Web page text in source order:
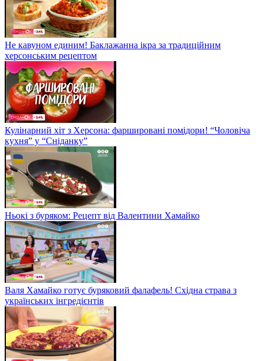
Не кавуном единим! Баклажанна ікра за традиційним
херсонським рецептом
Кулінарний хіт з Херсона: фаршировані помідори! “Чоловіча
кухня” у “Сніданку”
Ньокі з буряком: Рецепт від Валентини Хамайко
Валя Хамайко готує буряковий фалафель! Східна страва з
українських інгредієнтів